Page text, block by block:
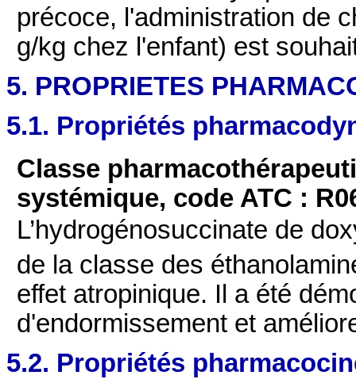
précoce, l'administration de
g/kg chez l'enfant) est
5. PROPRIETES
5.1. Propriétés
Classe
systémique, code ATC :
L’hydrogénosuccinate de
de la classe des
effet atropinique. Il a été
d'endormissement et
5.2. Propriétés